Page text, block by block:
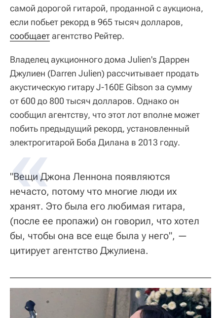
самой дорогой гитарой, проданной с аукциона,
если побьет рекорд в 965 тысяч долларов,
сообщаетагентство Рейтер.
Владелец аукционного дома Julien's Даррен
Джулиен (Darren Julien) рассчитывает продать
акустическую гитару J-160E Gibson за сумму
от 600 до 800 тысяч долларов. Однако он
сообщил агентству, что этот лот вполне может
побить предыдущий рекорд, установленный
электрогитарой Боба Дилана в 2013 году.
"Вещи Джона Леннона появляются
нечасто, потому что многие люди их
хранят. Это была его любимая гитара,
(после ее пропажи) он говорил, что хотел
бы, чтобы она все еще была у него", —
цитирует агентство Джулиена.